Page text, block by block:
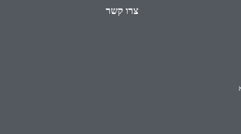
צרו קשר